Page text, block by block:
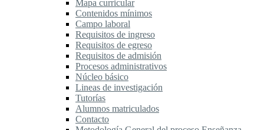
Mapa curricular
Contenidos mínimos
Campo laboral
Requisitos de ingreso
Requisitos de egreso
Requisitos de admisión
Procesos administrativos
Núcleo básico
Lineas de investigación
Tutorías
Alumnos matriculados
Contacto